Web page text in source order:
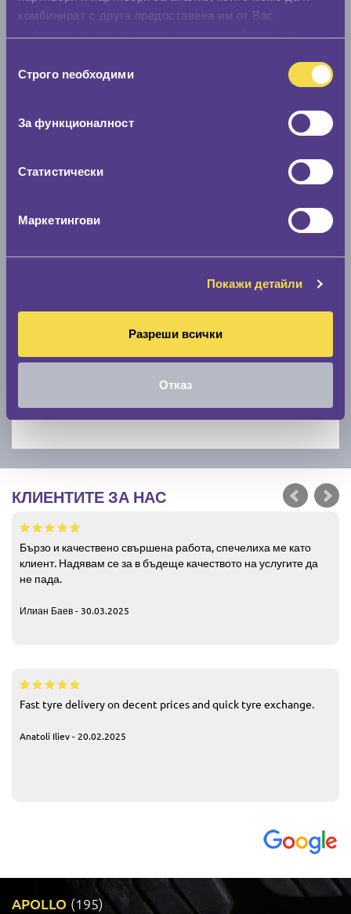
комбинират с друга предоставена им от Вас
наСтрого nеобходими
За функционалност
Статистически
Маркетингови
Покажи детайли
Разреши всички
Отказ
КЛИЕНТИТЕ ЗА НАС
Бързо и качествено свършена работа, спечелиха ме като
клиент. Надявам се за в бъдеще качеството на услугите да
не пада.
Илиан Баев - 30.03.2025
Fast tyre delivery on decent prices and quick tyre exchange.
Anatoli Iliev - 20.02.2025
APOLLO (195)